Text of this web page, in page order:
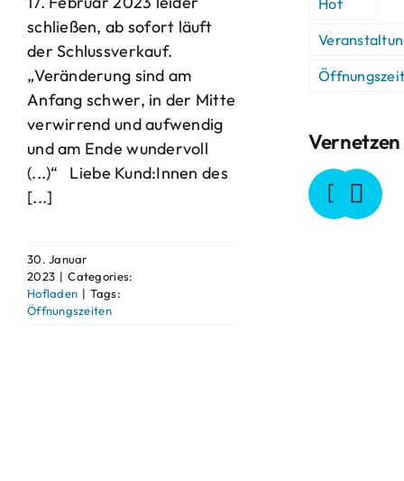
schließen, ab sofort läuft
der Schlussverkauf.
„Veränderung sind am
Anfang schwer, in der Mitte
verwirrend und aufwendig
und am Ende wundervoll
(...)“ Liebe Kund:Innen des
[...]
30. Januar
2023 | Categories:
Hofladen | Tags:
Öffnungszeiten
Hof
Vernetzen